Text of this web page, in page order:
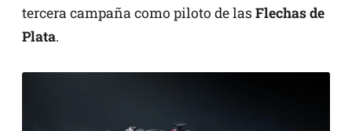
tercera campaña como piloto de las Flechas de
Plata.